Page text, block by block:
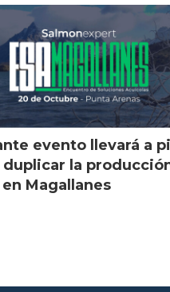
evento llevará a
duplicar la
Magallanes